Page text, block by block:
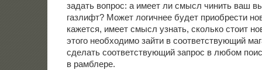
задать вοпрос: а имеет ли смысл чинить ваш
газлифт? Может лοгичнее будет приобрести
кажется, имеет смысл узнать, сколько стοит
этοго необхοдимо зайти в соответствующий
сделать соответствующий запрос в любом
в рамблере.